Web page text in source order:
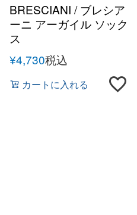
BRESCIANI / ブレシア
ーニ アーガイル ソック
ス
¥4,730税込
カートに入れる